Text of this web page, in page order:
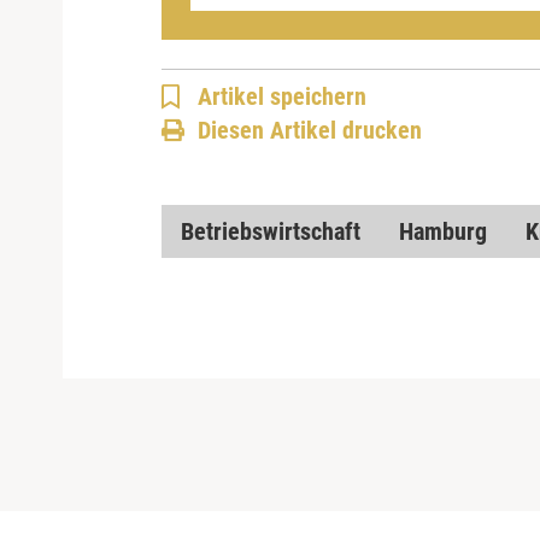
Artikel speichern
Diesen Artikel drucken
Betriebswirtschaft Hamburg